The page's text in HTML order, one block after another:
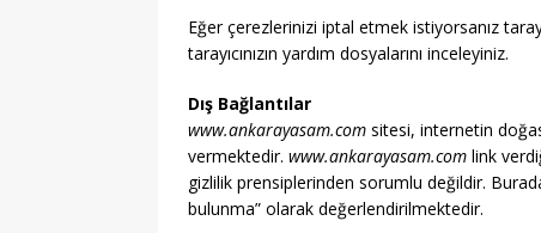
Eğer çerezlerinizi iptal etmek istiyorsanız
tarayıcınızın yardım dosyalarını inceleyiniz.
Dış Bağlantılar
www.ankarayasam.com sitesi, internetin
vermektedir. www.ankarayasam.com link
gizlilik prensiplerinden sorumlu değildir.
bulunma” olarak değerlendirilmektedir.